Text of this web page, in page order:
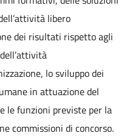
libero
dei risultati rispetto agli
lo sviluppo dei
in attuazione del
le funzioni previste per la
commissioni di concorso.